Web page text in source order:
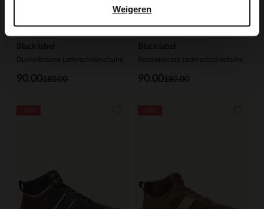
Weigeren
Black label
Dunkelbraune Lederschnürschuhe
180.00
90.00
Black label
Bordeauxrote Lederschnürschuhe
180.00
90.00